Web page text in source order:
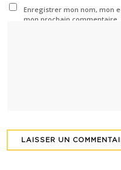
Enregistrer mon nom, mon
mon prochain commentaire.